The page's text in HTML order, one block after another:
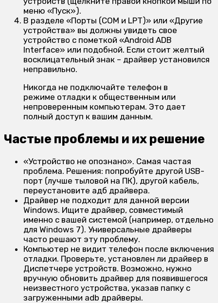
меню «Пуск»).
В разделе «Порты (COM и LPT)» или «Другие
устройства» вы должны увидеть свое
устройство с пометкой «Android ADB
Interface» или подобной. Если стоит желтый
восклицательный знак – драйвер установился
неправильно.
Никогда не подключайте телефон в
режиме отладки к общественным или
непроверенным компьютерам. Это дает
полный доступ к вашим данным.
Частые проблемы и их решение
«Устройство не опознано». Самая частая
проблема. Решения: попробуйте другой USB-
порт (лучше тыловой на ПК), другой кабель,
переустановите адб драйвера.
Драйвер не подходит для данной версии
Windows. Ищите драйвер, совместимый
именно с вашей системой (например, отдельно
для Windows 7). Универсальные драйверы
часто решают эту проблему.
Компьютер не видит телефон после включения
отладки. Проверьте, установлен ли драйвер в
Диспетчере устройств. Возможно, нужно
вручную обновить драйвер для появившегося
неизвестного устройства, указав папку с
загруженными adb драйверы.